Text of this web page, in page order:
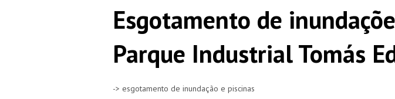
Esgotamento de
Parque Industrial Tomás
-> esgotamento de inundação e piscinas